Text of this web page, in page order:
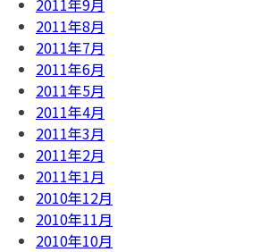
2011年9月
2011年8月
2011年7月
2011年6月
2011年5月
2011年4月
2011年3月
2011年2月
2011年1月
2010年12月
2010年11月
2010年10月